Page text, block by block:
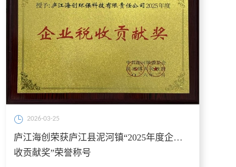
2026-03-25
庐江海创荣获庐江县泥河镇“2025年度企业税
收贡献奖”荣誉称号